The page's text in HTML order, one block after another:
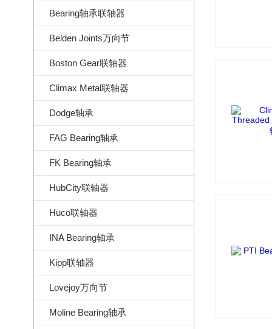
Bearing轴承联轴器
Belden Joints万向节
Boston Gear联轴器
Climax Metal联轴器
Dodge轴承
FAG Bearing轴承
FK Bearing轴承
HubCity联轴器
Huco联轴器
INA Bearing轴承
Kipp联轴器
Lovejoy万向节
Moline Bearing轴承